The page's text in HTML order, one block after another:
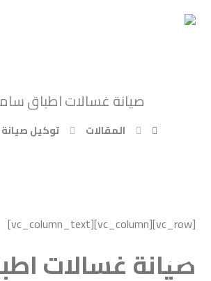
صيانة غسالات اطباق
المقالات توكيل
[vc_row][vc_column][vc_column_text]
صيانة غسالات